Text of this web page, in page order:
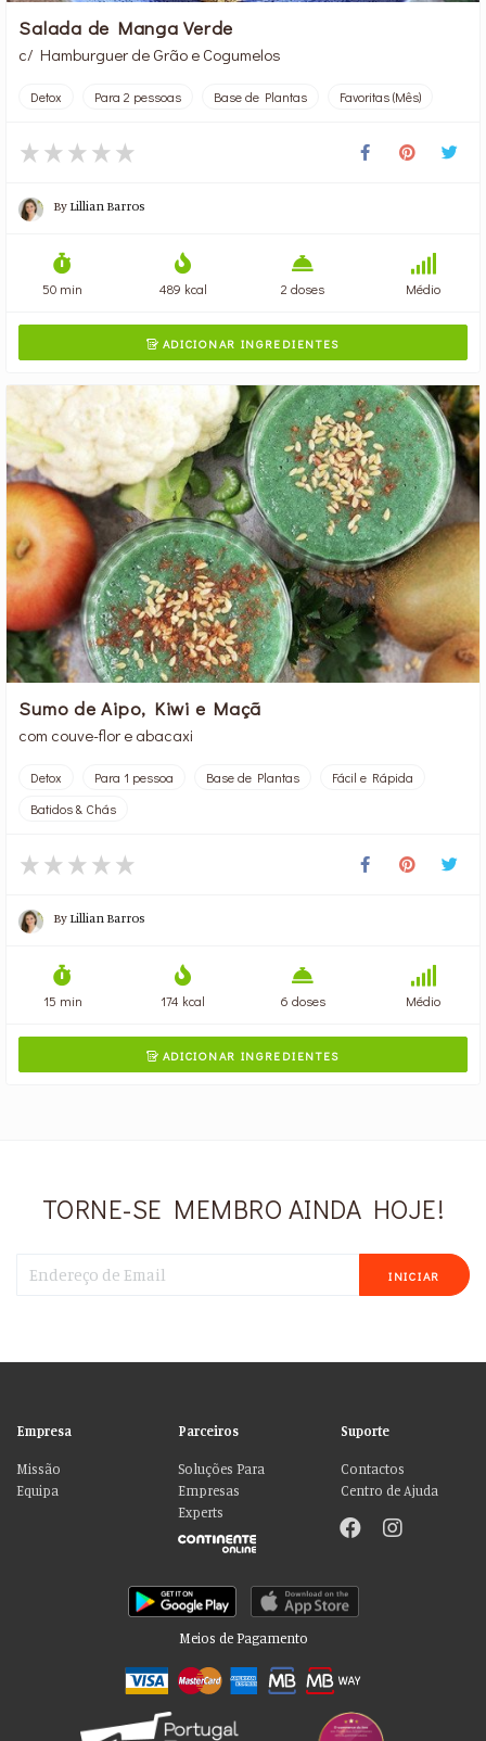
Salada de Manga Verde
c/ Hamburguer de Grão e Cogumelos
Detox Para 2 pessoas Base de Plantas Favoritas (Mês)
ByLillian Barros
50 min 489 kcal 2 doses Médio
ADICIONAR INGREDIENTES
Sumo de Aipo, Kiwi e Maçã
com couve-flor e abacaxi
Detox Para 1 pessoa Base de Plantas
Fácil e Rápida
Batidos & Chás
ByLillian Barros
15 min 174 kcal 6 doses Médio
ADICIONAR INGREDIENTES
TORNE-SE MEMBRO AINDA HOJE!
INICIAR
Empresa
Missão
Equipa
Parceiros
Soluções Para
Empresas
Experts
Suporte
Contactos
Centro de Ajuda
Meios de Pagamento